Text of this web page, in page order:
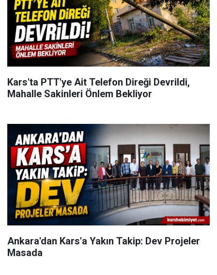
Kars'ta PTT'ye Ait Telefon Direği Devrildi,
Mahalle Sakinleri Önlem Bekliyor
Ankara'dan Kars'a Yakın Takip: Dev Projeler
Masada